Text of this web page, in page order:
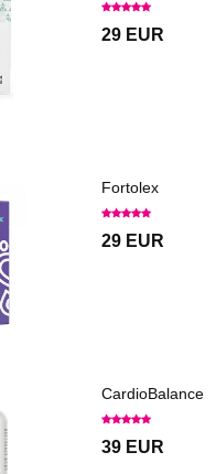
29 EUR
Fortolex
29 EUR
CardioBalance
39 EUR